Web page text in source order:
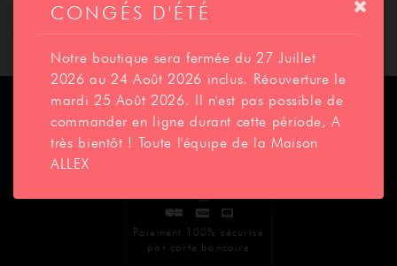
CONTACT
DESCRIPTION
Sachet de 300 Gr de caramels café
Paiement 100% sécurisé
par carte bancaire
CONGÉS D'ÉTÉ
Notre boutique sera fermée du 27 Juillet
2026 au 24 Août 2026 inclus. Réouverture le
mardi 25 Août 2026. Il n'est pas possible de
commander en ligne durant cette période, A
très bientôt ! Toute l'équipe de la Maison
ALLEX